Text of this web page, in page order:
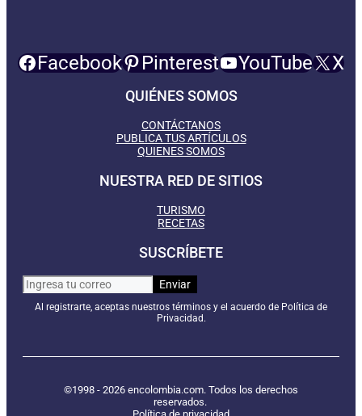
Facebook Pinterest YouTube X
QUIÉNES SOMOS
CONTÁCTANOS
PUBLICA TUS ARTÍCULOS
QUIENES SOMOS
NUESTRA RED DE SITIOS
TURISMO
RECETAS
SUSCRÍBETE
Al registrarte, aceptas nuestros términos y el acuerdo de Política de
Privacidad.
©1998 - 2026 encolombia.com. Todos los derechos
reservados.